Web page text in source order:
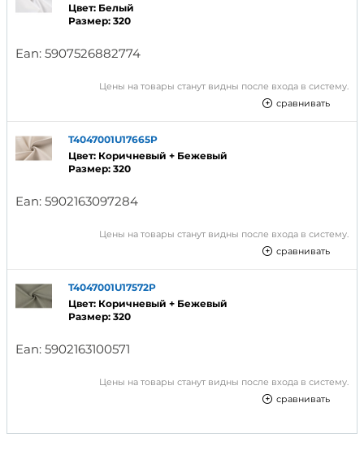
Цвет: Белый
Размер: 320
Ean: 5907526882774
Цены на товары станут видны после входа в систему.
сравнивать
T4047001U17665P
Цвет: Коричневый + Бежевый
Размер: 320
Ean: 5902163097284
Цены на товары станут видны после входа в систему.
сравнивать
T4047001U17572P
Цвет: Коричневый + Бежевый
Размер: 320
Ean: 5902163100571
Цены на товары станут видны после входа в систему.
сравнивать